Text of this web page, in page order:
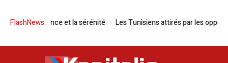
FlashNews:
| De l’errance et la sérénité Les Tunisiens attirés par les